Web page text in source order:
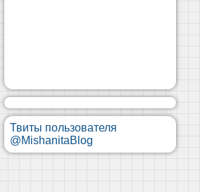
Твиты пользователя
@MishanitaBlog